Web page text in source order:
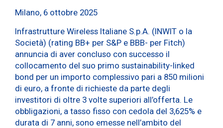
Milano, 6 ottobre 2025
Infrastrutture Wireless Italiane S.p.A. (INWIT o la
Società) (rating BB+ per S&P e BBB- per Fitch)
annuncia di aver concluso con successo il
collocamento del suo primo sustainability-linked
bond per un importo complessivo pari a 850 milioni
di euro, a fronte di richieste da parte degli
investitori di oltre 3 volte superiori all’offerta. Le
obbligazioni, a tasso fisso con cedola del 3,625% e
durata di 7 anni, sono emesse nell’ambito del